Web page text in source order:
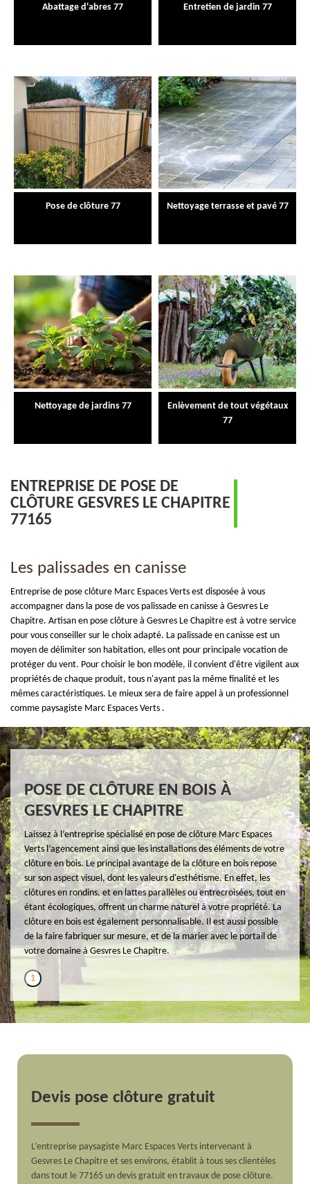
Abattage d'abres 77 Entretien de jardin 77
Pose de clôture 77 Nettoyage terrasse et pavé 77
Nettoyage de jardins 77
Enlèvement de tout végétaux
77
ENTREPRISE DE POSE DE
CLÔTURE GESVRES LE CHAPITRE
77165
Les palissades en canisse
Entreprise de pose clôture Marc Espaces Verts est disposée à vous
accompagner dans la pose de vos palissade en canisse à Gesvres Le
Chapitre. Artisan en pose clôture à Gesvres Le Chapitre est à votre service
pour vous conseiller sur le choix adapté. La palissade en canisse est un
moyen de délimiter son habitation, elles ont pour principale vocation de
protéger du vent. Pour choisir le bon modèle, il convient d'être vigilent aux
propriétés de chaque produit, tous n'ayant pas la même finalité et les
mêmes caractéristiques. Le mieux sera de faire appel à un professionnel
comme paysagiste Marc Espaces Verts .
POSE DE CLÔTURE EN BOIS À
GESVRES LE CHAPITRE
Laissez à l’entreprise spécialisé en pose de clôture Marc Espaces
Verts l’agencement ainsi que les installations des éléments de votre
clôture en bois. Le principal avantage de la clôture en bois repose
sur son aspect visuel, dont les valeurs d'esthétisme. En effet, les
clôtures en rondins, et en lattes parallèles ou entrecroisées, tout en
étant écologiques, offrent un charme naturel à votre propriété. La
clôture en bois est également personnalisable. Il est aussi possible
de la faire fabriquer sur mesure, et de la marier avec le portail de
votre domaine à Gesvres Le Chapitre.
1
Devis pose clôture gratuit
L’entreprise paysagiste Marc Espaces Verts intervenant à
Gesvres Le Chapitre et ses environs, établit à tous ses clientèles
dans tout le 77165 un devis gratuit en travaux de pose clôture.